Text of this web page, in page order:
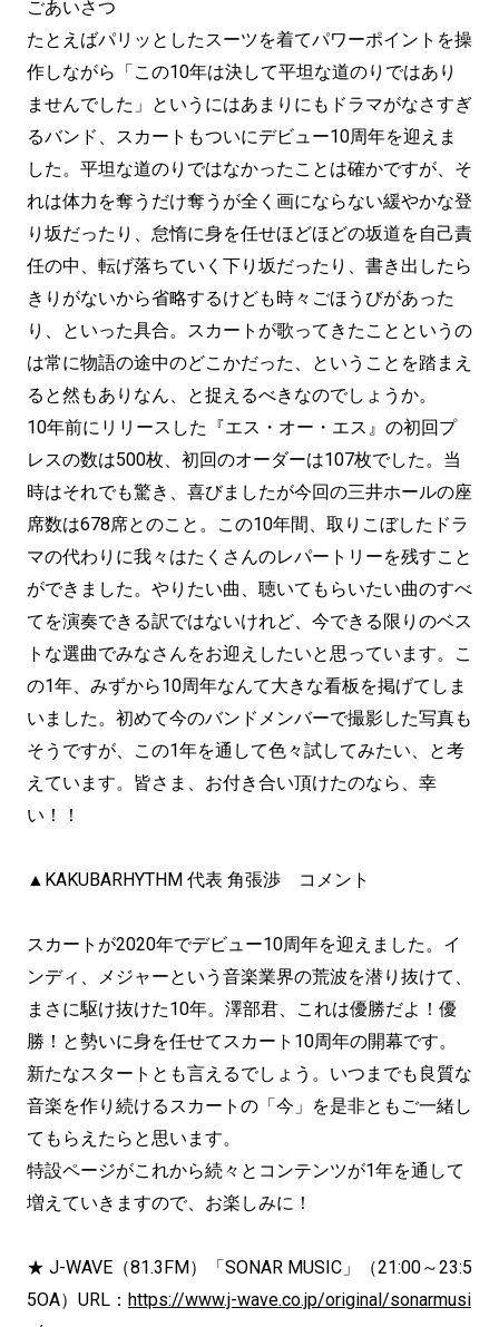
ごあいさつ
たとえばパリッとしたスーツを着てパワーポイントを操
作しながら「この10年は決して平坦な道のりではあり
ませんでした」というにはあまりにもドラマがなさすぎ
るバンド、スカートもついにデビュー10周年を迎えま
した。平坦な道のりではなかったことは確かですが、そ
れは体力を奪うだけ奪うが全く画にならない緩やかな登
り坂だったり、怠惰に身を任せほどほどの坂道を自己責
任の中、転げ落ちていく下り坂だったり、書き出したら
きりがないから省略するけども時々ごほうびがあった
り、といった具合。スカートが歌ってきたことというの
は常に物語の途中のどこかだった、ということを踏まえ
ると然もありなん、と捉えるべきなのでしょうか。
10年前にリリースした『エス・オー・エス』の初回プ
レスの数は500枚、初回のオーダーは107枚でした。当
時はそれでも驚き、喜びましたが今回の三井ホールの座
席数は678席とのこと。この10年間、取りこぼしたドラ
マの代わりに我々はたくさんのレパートリーを残すこと
ができました。やりたい曲、聴いてもらいたい曲のすべ
てを演奏できる訳ではないけれど、今できる限りのベス
トな選曲でみなさんをお迎えしたいと思っています。こ
の1年、みずから10周年なんて大きな看板を掲げてしま
いました。初めて今のバンドメンバーで撮影した写真も
そうですが、この1年を通して色々試してみたい、と考
えています。皆さま、お付き合い頂けたのなら、幸
い！！
▲KAKUBARHYTHM 代表 角張渉 コメント
スカートが2020年でデビュー10周年を迎えました。イ
ンディ、メジャーという音楽業界の荒波を潜り抜けて、
まさに駆け抜けた10年。澤部君、これは優勝だよ！優
勝！と勢いに身を任せてスカート10周年の開幕です。
新たなスタートとも言えるでしょう。いつまでも良質な
音楽を作り続けるスカートの「今」を是非ともご一緒し
てもらえたらと思います。
特設ページがこれから続々とコンテンツが1年を通して
増えていきますので、お楽しみに！
★ J-WAVE（81.3FM）「SONAR MUSIC」（21:00～23:5
5OA）URL： https://www.j-wave.co.jp/original/sonarmusi